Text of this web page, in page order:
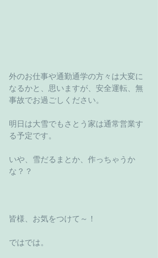
外のお仕事や通勤通学の方々は大変に
なるかと、思いますが、安全運転、無
事故でお過ごしください。
明日は大雪でもさとう家は通常営業す
る予定です。
いや、雪だるまとか、作っちゃうか
な？？
皆様、お気をつけて～！
ではでは。